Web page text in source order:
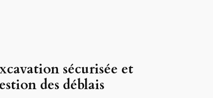
sécurisée et
des déblais